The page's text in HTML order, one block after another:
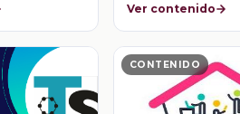
Ver contenido
CONTENIDO